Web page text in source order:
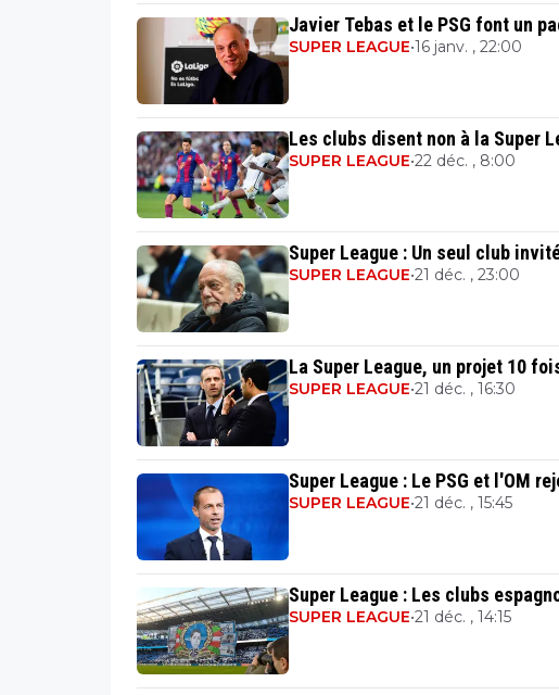
Javier Tebas et le PSG font un
SUPER LEAGUE•16 janv. , 22:00
Les clubs disent non à la Super
SUPER LEAGUE•22 déc. , 8:00
Super League : Un seul club
SUPER LEAGUE•21 déc. , 23:00
La Super League, un projet 10
SUPER LEAGUE•21 déc. , 16:30
Super League : Le PSG et l'OM
SUPER LEAGUE•21 déc. , 15:45
Super League : Les clubs
SUPER LEAGUE•21 déc. , 14:15